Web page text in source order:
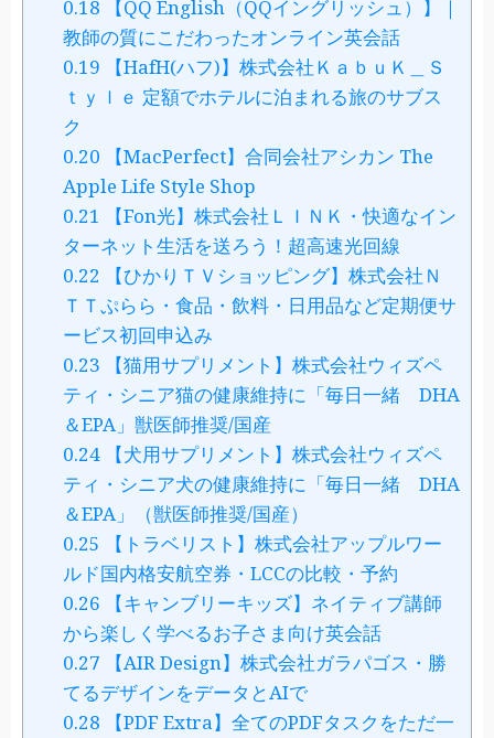
0.18 【QQ English（QQイングリッシュ）】｜
教師の質にこだわったオンライン英会話
0.19 【HafH(ハフ)】株式会社ＫａｂｕＫ＿Ｓ
ｔｙｌｅ 定額でホテルに泊まれる旅のサブス
ク
0.20 【MacPerfect】合同会社アシカン The
Apple Life Style Shop
0.21 【Fon光】株式会社ＬＩＮＫ・快適なイン
ターネット生活を送ろう！超高速光回線
0.22 【ひかりＴＶショッピング】株式会社Ｎ
ＴＴぷらら・食品・飲料・日用品など定期便サ
ービス初回申込み
0.23 【猫用サプリメント】株式会社ウィズペ
ティ・シニア猫の健康維持に「毎日一緒 DHA
＆EPA」獣医師推奨/国産
0.24【犬用サプリメント】株式会社ウィズペ
ティ・シニア犬の健康維持に「毎日一緒 DHA
＆EPA」（獣医師推奨/国産）
0.25 【トラベリスト】株式会社アップルワー
ルド国内格安航空券・LCCの比較・予約
0.26 【キャンブリーキッズ】ネイティブ講師
から楽しく学べるお子さま向け英会話
0.27 【AIR Design】株式会社ガラパゴス・勝
てるデザインをデータとAIで
0.28 【PDF Extra】全てのPDFタスクをただ一